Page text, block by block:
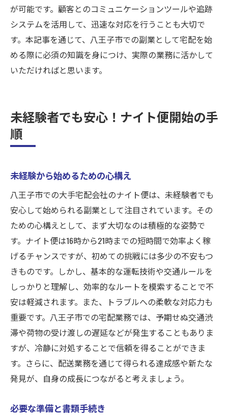
が可能です。顧客とのコミュニケーションツールや追跡
システムを活用して、迅速な対応を行うことも大切で
す。本記事を通じて、八王子市での副業として宅配を始
める際に必須の知識を身につけ、実際の業務に活かして
いただければと思います。
未経験者でも安心！ナイト便開始の手
順
未経験から始めるための心構え
八王子市での大手宅配会社のナイト便は、未経験者でも
安心して始められる副業として注目されています。その
ための心構えとして、まず大切なのは積極的な姿勢で
す。ナイト便は16時から21時までの短時間で効率よく稼
げるチャンスですが、初めての挑戦には多少の不安もつ
きものです。しかし、基本的な運転技術や交通ルールを
しっかりと理解し、効率的なルートを模索することで不
安は軽減されます。また、トラブルへの柔軟な対応力も
重要です。八王子市での宅配業務では、予期せぬ交通渋
滞や荷物の受け渡しの遅延などが発生することもありま
すが、冷静に対処することで信頼を得ることができま
す。さらに、配送業務を通じて得られる達成感や新たな
発見が、自身の成長につながると考えましょう。
必要な準備と書類手続き